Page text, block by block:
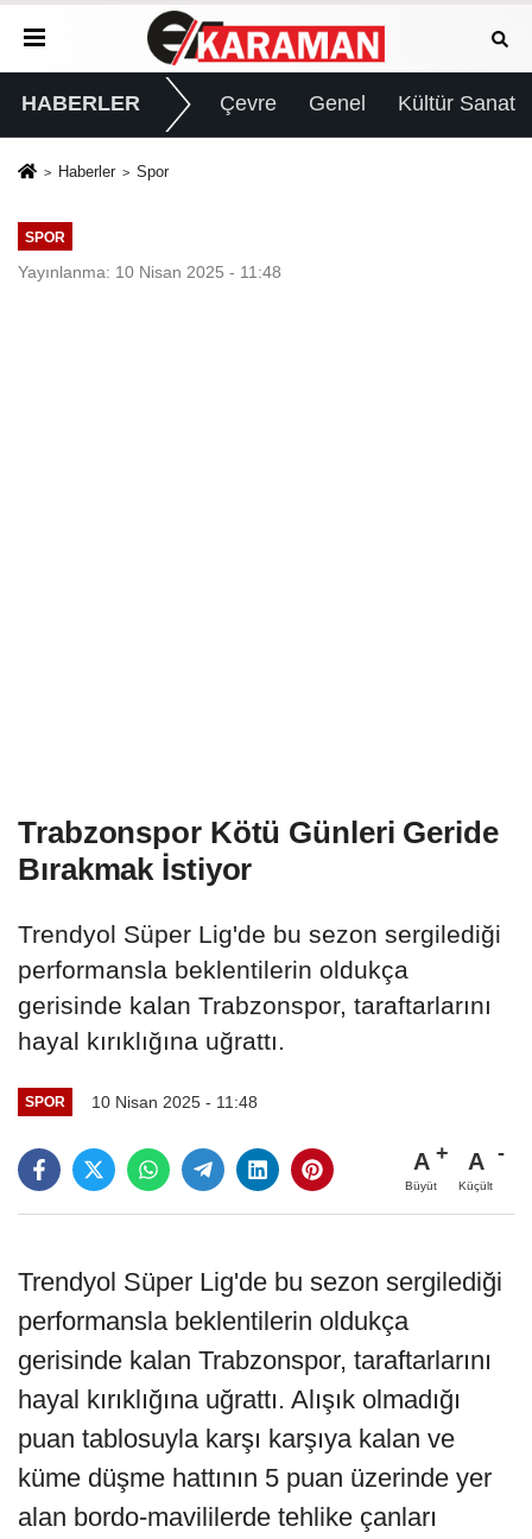
HABERLER Çevre Genel Kültür Sanat
Haberler Spor
SPOR
Yayınlanma: 10 Nisan 2025 - 11:48
Trabzonspor Kötü Günleri Geride
Bırakmak İstiyor
Trendyol Süper Lig'de bu sezon sergilediği
performansla beklentilerin oldukça
gerisinde kalan Trabzonspor, taraftarlarını
hayal kırıklığına uğrattı.
SPOR 10 Nisan 2025 - 11:48
A
Büyüt
A
Küçült
Trendyol Süper Lig'de bu sezon sergilediği
performansla beklentilerin oldukça
gerisinde kalan Trabzonspor, taraftarlarını
hayal kırıklığına uğrattı. Alışık olmadığı
puan tablosuyla karşı karşıya kalan ve
küme düşme hattının 5 puan üzerinde yer
alan bordo-mavililerde tehlike çanları